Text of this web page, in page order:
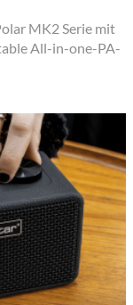
MK2 Serie mit
All-in-one-PA-